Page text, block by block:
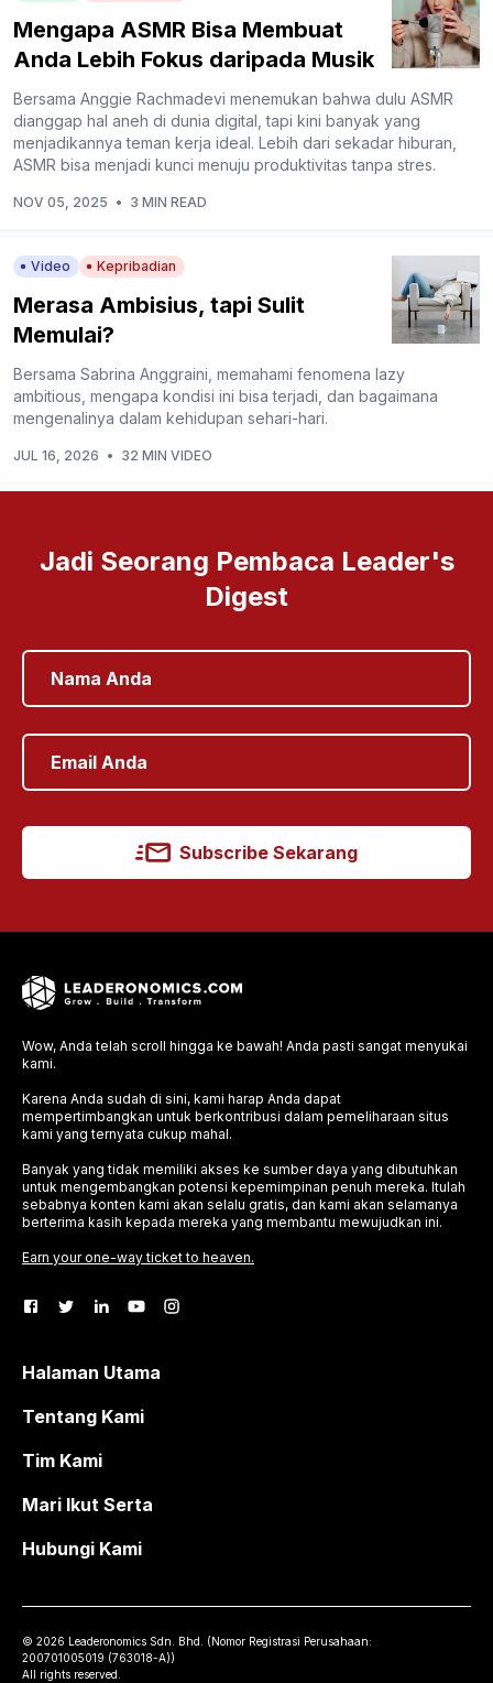
Mengapa ASMR Bisa Membuat
Anda Lebih Fokus daripada Musik
Bersama Anggie Rachmadevi menemukan bahwa dulu ASMR
dianggap hal aneh di dunia digital, tapi kini banyak yang
menjadikannya teman kerja ideal. Lebih dari sekadar hiburan,
ASMR bisa menjadi kunci menuju produktivitas tanpa stres.
NOV 05, 2025 • 3 MIN READ
Video Kepribadian
Merasa Ambisius, tapi Sulit
Memulai?
Bersama Sabrina Anggraini, memahami fenomena lazy
ambitious, mengapa kondisi ini bisa terjadi, dan bagaimana
mengenalinya dalam kehidupan sehari-hari.
JUL 16, 2026 • 32 MIN VIDEO
Jadi Seorang Pembaca Leader's
Digest
Subscribe Sekarang
Wow, Anda telah scroll hingga ke bawah! Anda pasti sangat menyukai
kami.
Karena Anda sudah di sini, kami harap Anda dapat
mempertimbangkan untuk berkontribusi dalam pemeliharaan situs
kami yang ternyata cukup mahal.
Banyak yang tidak memiliki akses ke sumber daya yang dibutuhkan
untuk mengembangkan potensi kepemimpinan penuh mereka. Itulah
sebabnya konten kami akan selalu gratis, dan kami akan selamanya
berterima kasih kepada mereka yang membantu mewujudkan ini.
Earn your one-way ticket to heaven.
Halaman Utama
Tentang Kami
Tim Kami
Mari Ikut Serta
Hubungi Kami
© 2026 Leaderonomics Sdn. Bhd. (Nomor Registrasi Perusahaan:
200701005019 (763018-A))
All rights reserved.